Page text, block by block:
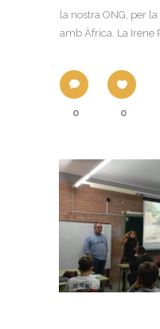
la nostra ONG, per
amb Àfrica. La Irene
0 0